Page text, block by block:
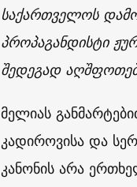
საქართველოს
პროპაგანდისტი
შედეგად
მელიას
კადიროვისა და
კანონის არა